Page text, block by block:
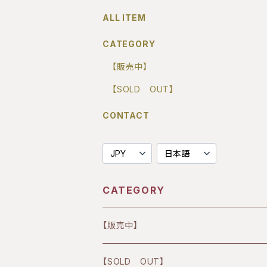
ALL ITEM
CATEGORY
【販売中】
【SOLD OUT】
CONTACT
CATEGORY
【販売中】
【SOLD OUT】